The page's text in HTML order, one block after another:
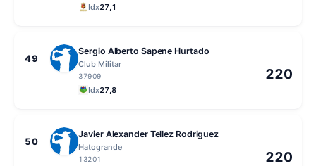
Idx27,1
49
Sergio Alberto Sapene Hurtado
Club Militar
37909
Idx27,8
220
50
Javier Alexander Tellez Rodriguez
Hatogrande
13201 220